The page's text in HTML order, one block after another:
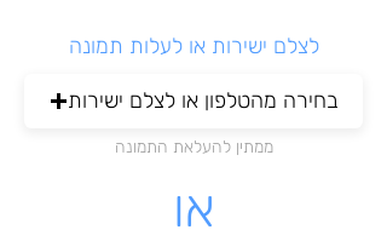
לצלם ישירות או לעלות תמונה
בחירה מהטלפון או לצלם ישירות
ממתין להעלאת התמונה
או